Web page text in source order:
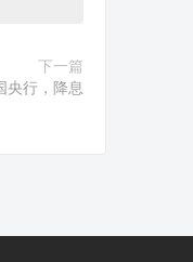
下一篇
央行，降息